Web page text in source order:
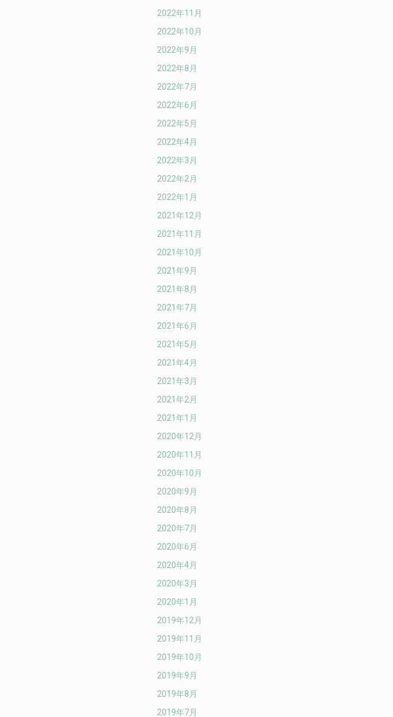
2022年11月
2022年10月
2022年9月
2022年8月
2022年7月
2022年6月
2022年5月
2022年4月
2022年3月
2022年2月
2022年1月
2021年12月
2021年11月
2021年10月
2021年9月
2021年8月
2021年7月
2021年6月
2021年5月
2021年4月
2021年3月
2021年2月
2021年1月
2020年12月
2020年11月
2020年10月
2020年9月
2020年8月
2020年7月
2020年6月
2020年4月
2020年3月
2020年1月
2019年12月
2019年11月
2019年10月
2019年9月
2019年8月
2019年7月